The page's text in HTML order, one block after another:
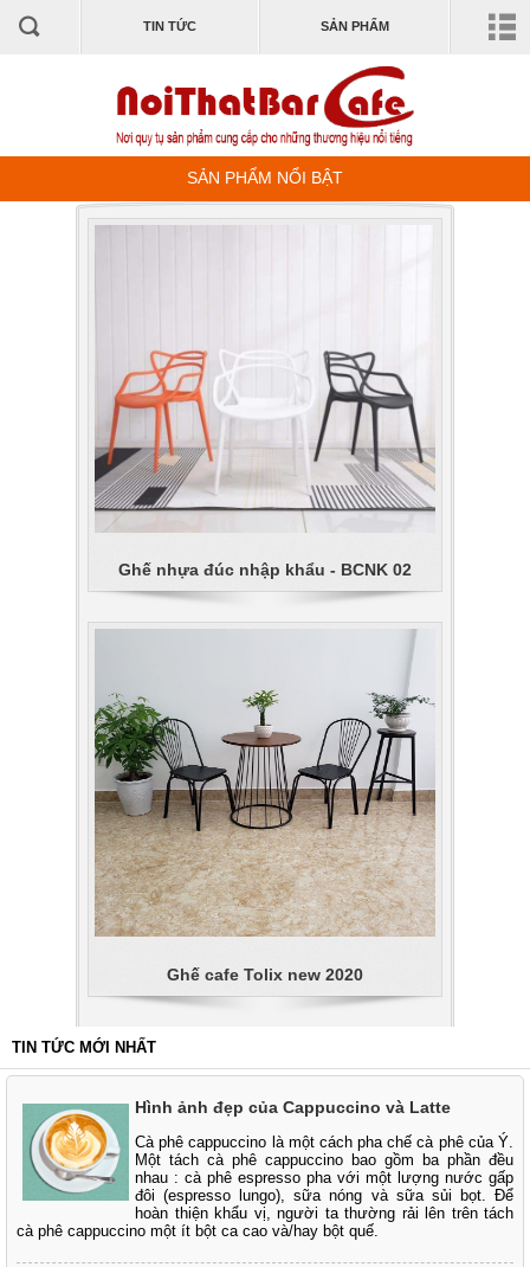
TIN TỨC SẢN PHẨM
SẢN PHẨM NỔI BẬT
Ghế nhựa đúc nhập khẩu - BCNK 02
Ghế cafe Tolix new 2020
TIN TỨC MỚI NHẤT
Hình ảnh đẹp của Cappuccino và Latte
Cà phê cappuccino là một cách pha chế cà phê của Ý.
Một tách cà phê cappuccino bao gồm ba phần đều
nhau : cà phê espresso pha với một lượng nước gấp
đôi (espresso lungo), sữa nóng và sữa sủi bọt. Để
hoàn thiện khẩu vị, người ta thường rải lên trên tách
cà phê cappuccino một ít bột ca cao và/hay bột quế.